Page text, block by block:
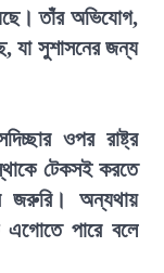
তাঁর অভিযোগ,
যা সুশাসনের জন্য
ওপর রাষ্ট্র
টেকসই করতে
জরুরি। অন্যথায়
এগোতে পারে বলে